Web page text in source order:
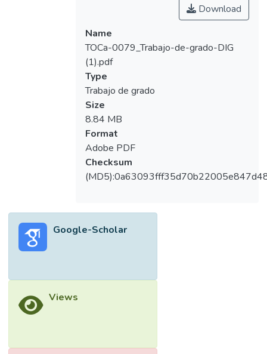
los bomberos e intentar evacuar la zona lo
personal y al edificio, y prestar asistencia a
los afectados.
Download
Name
TOCa-0079_Trabajo-de-grado-DIG
(1).pdf
Type
Trabajo de grado
Size
8.84 MB
Format
Adobe PDF
Checksum
Google-Scholar
Views